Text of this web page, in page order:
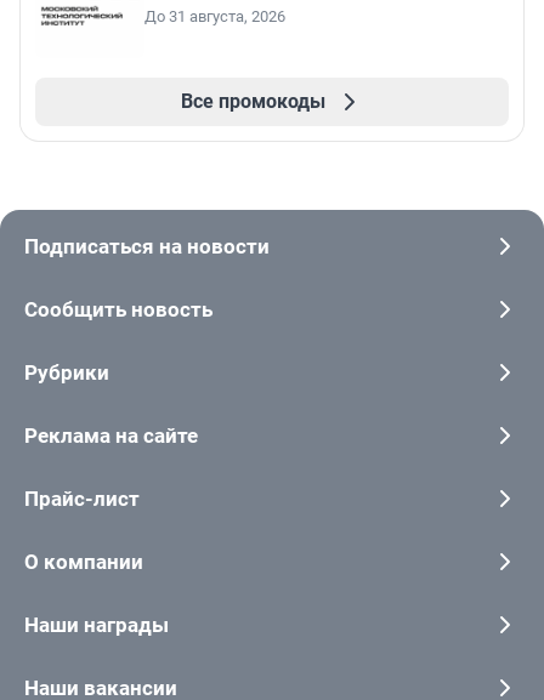
До 31 августа, 2026
Все промокоды
Подписаться на новости
Сообщить новость
Рубрики
Реклама на сайте
Прайс-лист
О компании
Наши награды
Наши вакансии